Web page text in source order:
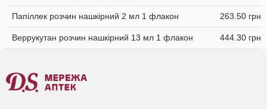
Папіллек розчин нашкірний 2 мл 1 флакон 263.50 грн
Веррукутан розчин нашкірний 13 мл 1 флакон 444.30 грн